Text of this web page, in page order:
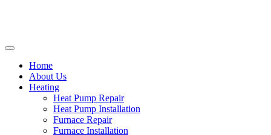
Home
About Us
Heating
Heat Pump Repair
Heat Pump Installation
Furnace Repair
Furnace Installation